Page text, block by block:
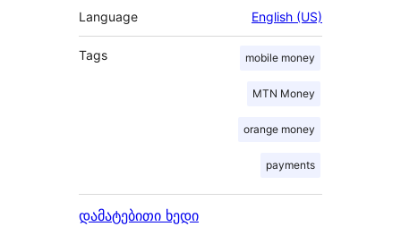
Language English (US)
Tags mobile money
MTN Money
orange money
payments
დამატებითი ხედი